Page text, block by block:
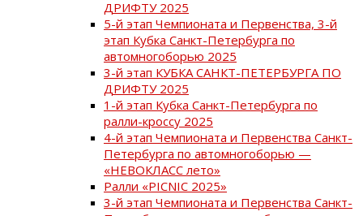
ДРИФТУ 2025
5-й этап Чемпионата и Первенства, 3-й
этап Кубка Санкт-Петербурга по
автомногоборью 2025
3-й этап КУБКА САНКТ-ПЕТЕРБУРГА ПО
ДРИФТУ 2025
1-й этап Кубка Санкт-Петербурга по
ралли-кроссу 2025
4-й этап Чемпионата и Первенства Санкт-
Петербурга по автомногоборью —
«НЕВОКЛАСС лето»
Ралли «PICNIC 2025»
3-й этап Чемпионата и Первенства Санкт-